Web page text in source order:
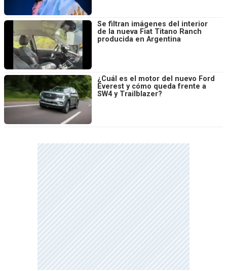
Se filtran imágenes del interior
de la nueva Fiat Titano Ranch
producida en Argentina
¿Cuál es el motor del nuevo Ford
Everest y cómo queda frente a
SW4 y Trailblazer?